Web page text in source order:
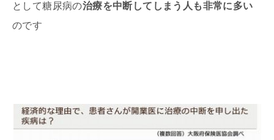
として糖尿病の治療を中断してしまう人も非常に多い
のです